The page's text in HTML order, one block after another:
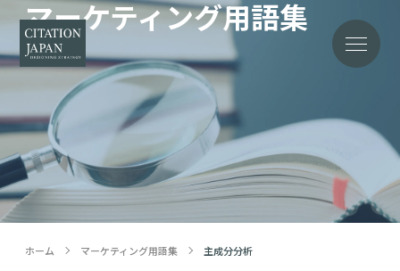
マーケティング用語集
Word
ホーム マーケティング用語集 主成分分析